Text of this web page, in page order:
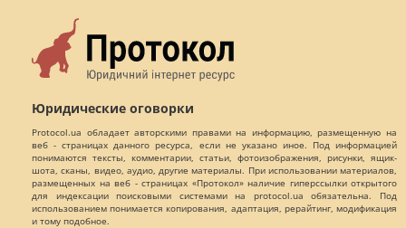
Юридические оговорки
Protocol.ua обладает авторскими правами на информацию, размещенную на
веб - страницах данного ресурса, если не указано иное. Под информацией
понимаются тексты, комментарии, статьи, фотоизображения, рисунки, ящик-
шота, сканы, видео, аудио, другие материалы. При использовании материалов,
размещенных на веб - страницах «Протокол» наличие гиперссылки открытого
для индексации поисковыми системами на protocol.ua обязательна. Под
использованием понимается копирования, адаптация, рерайтинг, модификация
и тому подобное.